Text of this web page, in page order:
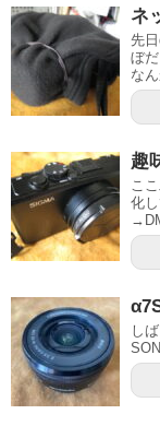
ネ
先
ぼ
な
趣
こ
化
し